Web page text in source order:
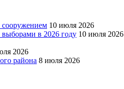
сооружением 10 июля 2026
выборами в 2026 году 10 июля 2026
2026
района 8 июля 2026